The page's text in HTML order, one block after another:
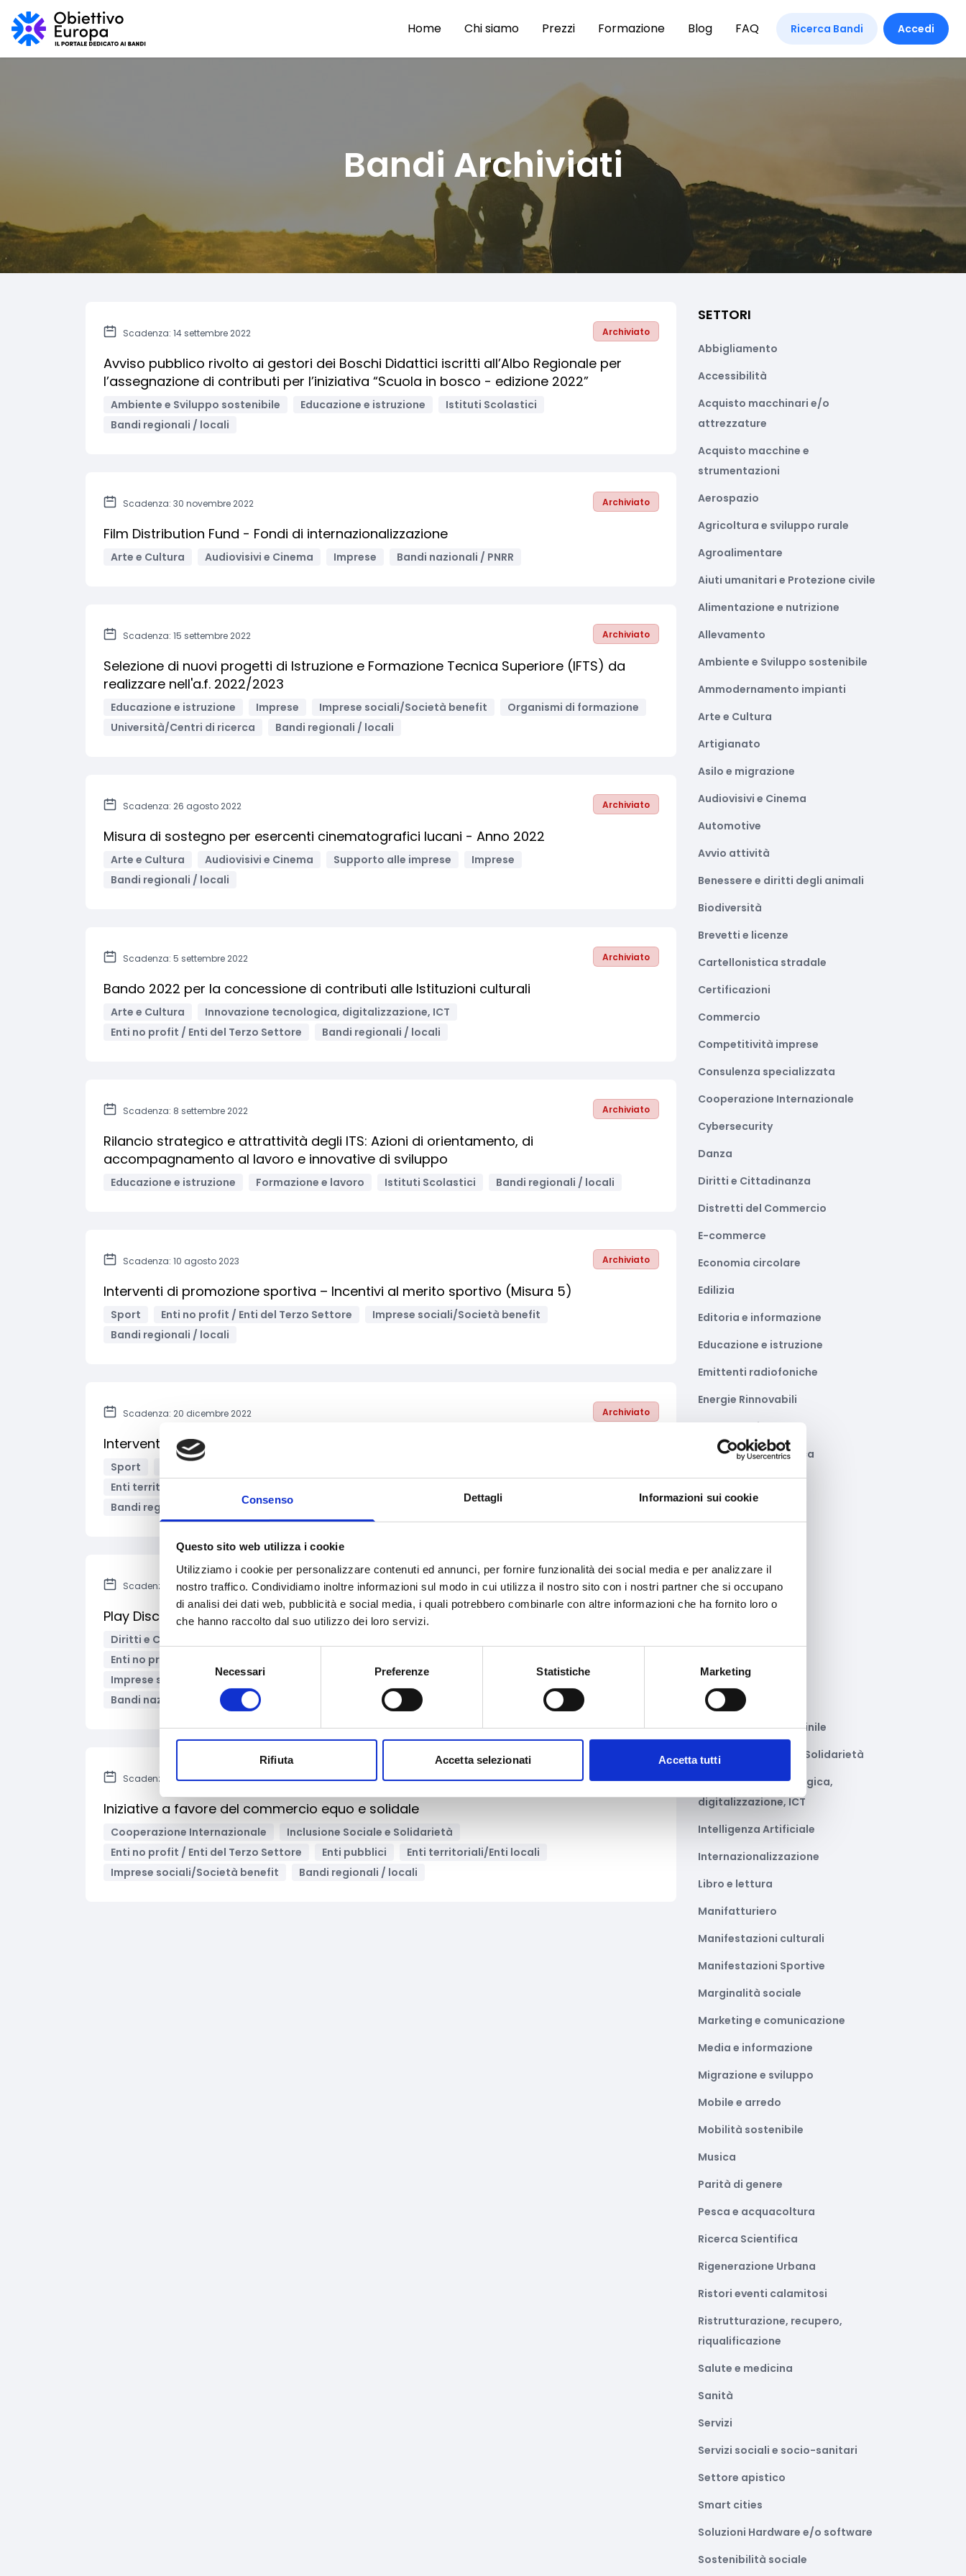
Consenso Dettagli Informazioni sui cookie
Questo sito web utilizza i cookie
Utilizziamo i cookie per personalizzare contenuti ed annunci, per fornire funzionalità dei social media e per analizzare il
nostro traffico. Condividiamo inoltre informazioni sul modo in cui utilizza il nostro sito con i nostri partner che si occupano
di analisi dei dati web, pubblicità e social media, i quali potrebbero combinarle con altre informazioni che ha fornito loro o
che hanno raccolto dal suo utilizzo dei loro servizi.
Necessari Preferenze Statistiche Marketing
Rifiuta Accetta selezionati Accetta tutti
Home Chi siamo Prezzi Formazione Blog FAQ Ricerca Bandi Accedi
Bandi Archiviati
Scadenza: 14 settembre 2022 Archiviato
Avviso pubblico rivolto ai gestori dei Boschi Didattici iscritti all’Albo Regionale per
l’assegnazione di contributi per l’iniziativa “Scuola in bosco - edizione 2022”
Ambiente e Sviluppo sostenibile Educazione e istruzione
Istituti Scolastici
Bandi regionali / locali
Scadenza: 30 novembre 2022 Archiviato
Film Distribution Fund - Fondi di internazionalizzazione
Arte e Cultura Audiovisivi e Cinema Imprese Bandi nazionali / PNRR
Scadenza: 15 settembre 2022 Archiviato
Selezione di nuovi progetti di Istruzione e Formazione Tecnica Superiore (IFTS) da
realizzare nell'a.f. 2022/2023
Educazione e istruzione Imprese Imprese sociali/Società benefit
Organismi di formazione
Università/Centri di ricerca
Bandi regionali / locali
Scadenza: 26 agosto 2022 Archiviato
Misura di sostegno per esercenti cinematografici lucani - Anno 2022
Arte e Cultura Audiovisivi e Cinema Supporto alle imprese
Imprese
Bandi regionali / locali
Scadenza: 5 settembre 2022 Archiviato
Bando 2022 per la concessione di contributi alle Istituzioni culturali
Arte e Cultura
Innovazione tecnologica, digitalizzazione, ICT
Enti no profit / Enti del Terzo Settore
Bandi regionali / locali
Scadenza: 8 settembre 2022 Archiviato
Rilancio strategico e attrattività degli ITS: Azioni di orientamento, di
accompagnamento al lavoro e innovative di sviluppo
Educazione e istruzione Formazione e lavoro Istituti Scolastici Bandi regionali / locali
Scadenza: 10 agosto 2023 Archiviato
Interventi di promozione sportiva – Incentivi al merito sportivo (Misura 5)
Sport Enti no profit / Enti del Terzo Settore
Imprese sociali/Società benefit
Bandi regionali / locali
Scadenza: 20 dicembre 2022 Archiviato
Interventi di promozione sportiva - Impianti e attrezzature per lo sport (Misura 3)
Sport
Enti territoriali/Enti locali
Bandi regionali / locali
Scadenza: 30 settembre 2022 Archiviato
Play Disctrict – Avviso pubblico per la creazione di spazi civici di comunità per giovani
Diritti e Cittadinanza
Enti no profit / Enti del Terzo Settore
Imprese sociali/Società benefit
Istituti Scolastici
Università/Centri di ricerca
Bandi nazionali / PNRR
Scadenza: 25 agosto 2022
Iniziative a favore del commercio equo e solidale
Cooperazione Internazionale
Inclusione Sociale e Solidarietà
Enti no profit / Enti del Terzo Settore
Enti pubblici
Enti territoriali/Enti locali
Imprese sociali/Società benefit
Bandi regionali / locali
SETTORI
Abbigliamento
Accessibilità
Acquisto macchinari e/o
attrezzature
Acquisto macchine e
strumentazioni
Aerospazio
Agricoltura e sviluppo rurale
Agroalimentare
Aiuti umanitari e Protezione civile
Alimentazione e nutrizione
Allevamento
Ambiente e Sviluppo sostenibile
Ammodernamento impianti
Arte e Cultura
Artigianato
Asilo e migrazione
Audiovisivi e Cinema
Automotive
Avvio attività
Benessere e diritti degli animali
Biodiversità
Brevetti e licenze
Cartellonistica stradale
Certificazioni
Commercio
Competitività imprese
Consulenza specializzata
Cooperazione Internazionale
Cybersecurity
Danza
Diritti e Cittadinanza
Distretti del Commercio
E-commerce
Economia circolare
Edilizia
Editoria e informazione
Educazione e istruzione
Emittenti radiofoniche
Energie Rinnovabili
Farmaceutico
Farmacia e/o chimica
Fashion
Formazione e lavoro
Fotovoltaico
Giustizia e sicurezza
Green economy
Impianti sportivi
Imprenditoria femminile
Inclusione Sociale e Solidarietà
Innovazione tecnologica,
digitalizzazione, ICT
Intelligenza Artificiale
Internazionalizzazione
Libro e lettura
Manifatturiero
Manifestazioni culturali
Manifestazioni Sportive
Marginalità sociale
Marketing e comunicazione
Media e informazione
Migrazione e sviluppo
Mobile e arredo
Mobilità sostenibile
Musica
Parità di genere
Pesca e acquacoltura
Ricerca Scientifica
Rigenerazione Urbana
Ristori eventi calamitosi
Ristrutturazione, recupero,
riqualificazione
Salute e medicina
Sanità
Servizi
Servizi sociali e socio-sanitari
Settore apistico
Smart cities
Soluzioni Hardware e/o software
Sostenibilità sociale